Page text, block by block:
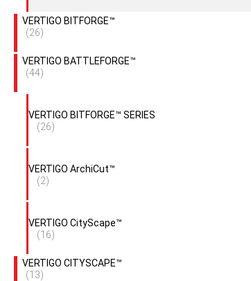
VERTIGO BITFORGE™
(26)
VERTIGO BATTLEFORGE™
(44)
VERTIGO BITFORGE™ SERIES
(26)
VERTIGO ArchiCut™
(2)
VERTIGO CityScape™
(16)
VERTIGO CITYSCAPE™
(13)